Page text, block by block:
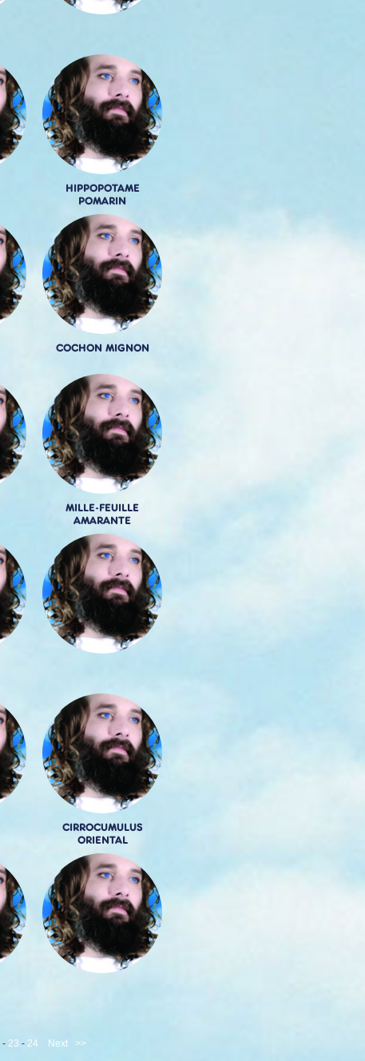
HIPPOPOTAME
POMARIN
COCHON MIGNON
MILLE-FEUILLE
AMARANTE
CIRROCUMULUS
ORIENTAL
- 23 - 24 Next >>